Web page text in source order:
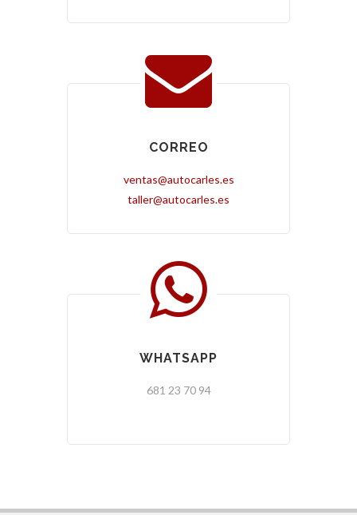
CORREO
ventas@autocarles.es
taller@autocarles.es
WHATSAPP
681 23 70 94